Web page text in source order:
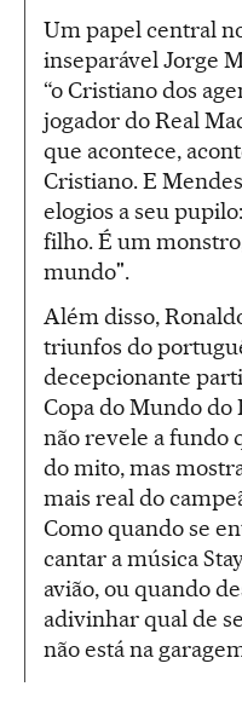
Um papel central
inseparável Jorge
“o Cristiano dos
jogador do Real
que acontece,
Cristiano. E
elogios a seu
filho. É um
mundo".
Além disso,
triunfos do
decepcionante
Copa do Mundo do
não revele a fundo
do mito, mas
mais real do
Como quando se
cantar a música
avião, ou quando
adivinhar qual de
não está na